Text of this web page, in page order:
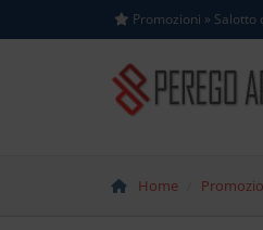
Promozioni » Salotto
Home